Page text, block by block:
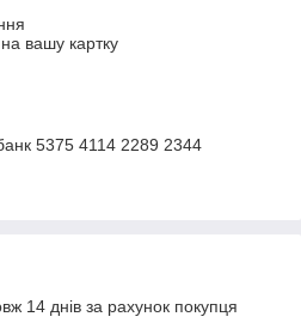
вашу картку
5375 4114 2289 2344
14 днів за рахунок покупця